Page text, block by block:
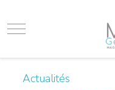
Mobile Menu Toggle
Actualités